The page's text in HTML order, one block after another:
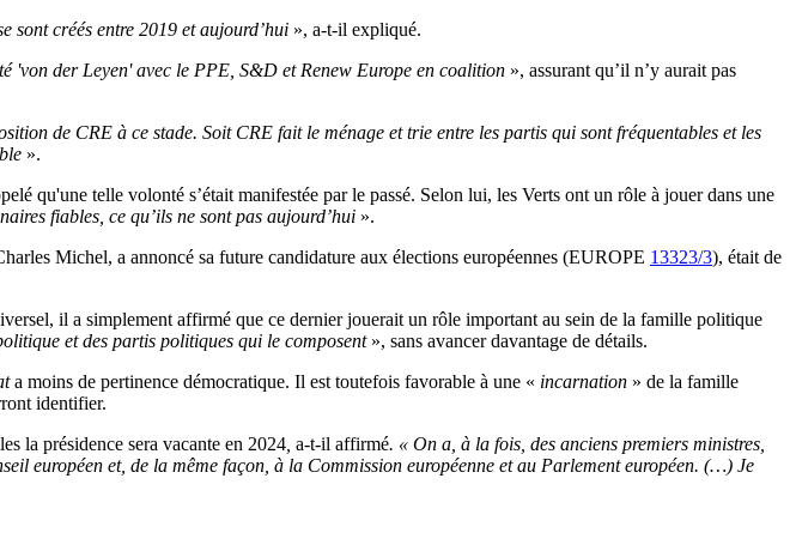
sont créés entre 2019 et aujourd’hui », a-t-il expliqué.
'von der Leyen' avec le PPE, S&D et Renew Europe en coalition », assurant qu’il n’y aurait pas
de CRE à ce stade. Soit CRE fait le ménage et trie entre les partis qui sont fréquentables et les
».
qu'une telle volonté s’était manifestée par le passé. Selon lui, les Verts ont un rôle à jouer dans une
fiables, ce qu’ils ne sont pas aujourd’hui ».
Michel, a annoncé sa future candidature aux élections européennes (EUROPE 13323/3), était de
il a simplement affirmé que ce dernier jouerait un rôle important au sein de la famille politique
et des partis politiques qui le composent », sans avancer davantage de détails.
a moins de pertinence démocratique. Il est toutefois favorable à une « incarnation » de la famille
identifier.
la présidence sera vacante en 2024 a-t-il affirmé. « On a, à la fois, des anciens premiers ministres,
européen et, de la même façon, à la Commission européenne et au Parlement européen. (…) Je